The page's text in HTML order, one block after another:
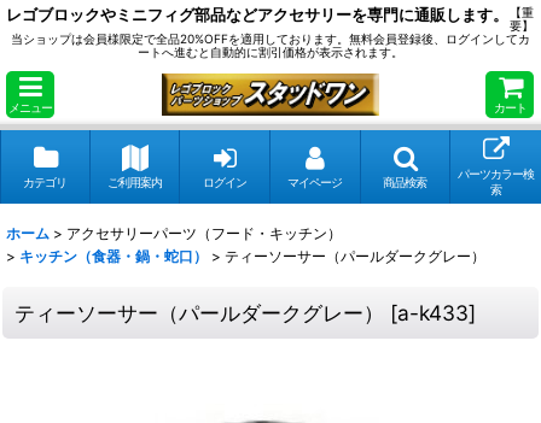
レゴブロックやミニフィグ部品などアクセサリーを専門に通販します。
【重
要】
当ショップは会員様限定で全品20%OFFを適用しております。無料会員登録後、ログインしてカ
ートへ進むと自動的に割引価格が表示されます。
メニュー カート
カテゴリ ご利用案内 ログイン マイページ 商品検索
パーツカラー検
索
ホーム > アクセサリーパーツ（フード・キッチン）
> キッチン（食器・鍋・蛇口） > ティーソーサー（パールダークグレー）
ティーソーサー（パールダークグレー） [a-k433]